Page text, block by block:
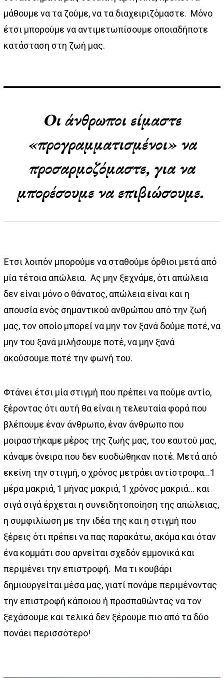
μάθουμε να τα ζούμε, να τα διαχειριζόμαστε. Μόνο
έτσι μπορούμε να αντιμετωπίσουμε οποιαδήποτε
κατάσταση στη ζωή μας.
Οι άνθρωποι είμαστε
«προγραμματισμένοι» να
προσαρμοζόμαστε, για να
μπορέσουμε να επιβιώσουμε.
Έτσι λοιπόν μπορούμε να σταθούμε όρθιοι μετά από
μία τέτοια απώλεια. Ας μην ξεχνάμε, ότι απώλεια
δεν είναι μόνο ο θάνατος, απώλεια είναι και η
απουσία ενός σημαντικού ανθρώπου από την ζωή
μας, τον οποίο μπορεί να μην τον ξανά δούμε ποτέ, να
μην του ξανά μιλήσουμε ποτέ, να μην ξανά
ακούσουμε ποτέ την φωνή του.
Φτάνει έτσι μία στιγμή που πρέπει να πούμε αντίο,
ξέροντας ότι αυτή θα είναι η τελευταία φορά που
βλέπουμε έναν άνθρωπο, έναν άνθρωπο που
μοιραστήκαμε μέρος της ζωής μας, του εαυτού μας,
κάναμε όνειρα που δεν ευοδώθηκαν ποτέ. Μετά από
εκείνη την στιγμή, ο χρόνος μετράει αντίστροφα…1
μέρα μακριά, 1 μήνας μακριά, 1 χρόνος μακριά… και
σιγά σιγά έρχεται η συνειδητοποίηση της απώλειας,
η συμφιλίωση με την ιδέα της και η στιγμή που
ξέρεις ότι πρέπει να πας παρακάτω, ακόμα και όταν
ένα κομμάτι σου αρνείται σχεδόν εμμονικά και
περιμένει την επιστροφή. Μα τι κουβάρι
δημιουργείται μέσα μας, γιατί πονάμε περιμένοντας
την επιστροφή κάποιου ή προσπαθώντας να τον
ξεχάσουμε και τελικά δεν ξέρουμε πιο από τα δύο
πονάει περισσότερο!